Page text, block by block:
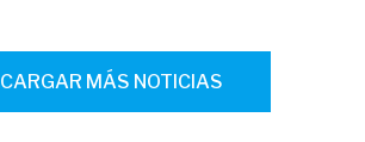
CARGAR MÁS NOTICIAS